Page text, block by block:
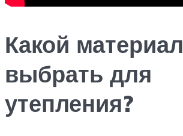
Какой материал
выбрать для
утепления?